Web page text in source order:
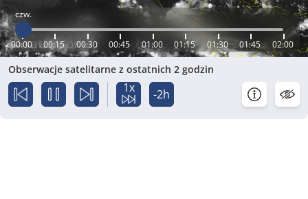
czw.
00:00 00:15 00:30 00:45 01:00 01:15 01:30 01:45 02:00
Obserwacje satelitarne z ostatnich 2 godzin
1x -2h